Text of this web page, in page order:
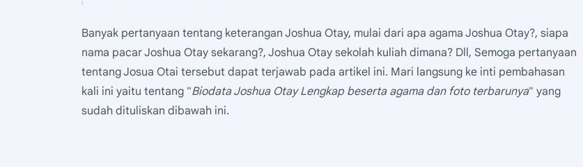
Banyak pertanyaan tentang keterangan Joshua Otay, mulai dari apa agama Joshua Otay?, siapa
nama pacar Joshua Otay sekarang?, Joshua Otay sekolah kuliah dimana? Dll, Semoga pertanyaan
tentang Josua Otai tersebut dapat terjawab pada artikel ini. Mari langsung ke inti pembahasan
kali ini yaitu tentang "Biodata Joshua Otay Lengkap beserta agama dan foto terbarunya" yang
sudah dituliskan dibawah ini.